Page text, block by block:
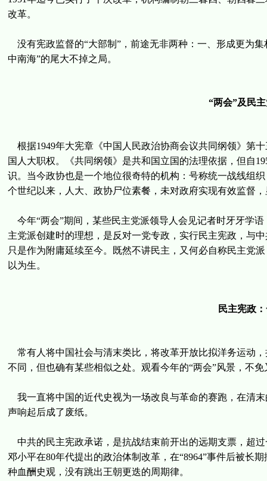
改革。
没有宪政监督的“大部制”，前途无非两种：一、形成更为
中南海”的尾大不掉之局。
“两会”及民
根据1949年大宪章《中国人民政治协商会议共同纲领》第
国人大职权。《共同纲领》是共和国立国的法理依据，但自
识。当今政协也是一个地位很奇特的机构：号称统一战线组
个世纪以来，人大、政协尸位素餐，未对政府实现有效监督
今年“两会”期间，某些民主党派领导人会见记者时牙牙学
主党派创建时的理想，是反对一党专政，实行民主宪政，与
只是作为附庸延续至今。既然不讲民主，又何必自称民主党
以为生。
民主宪政
常有人将中国社会与清末类比，将改革开放比拟洋务运动
不同，但也确有某些相似之处。观看今年的“两会”风景，不
我一直将中国的近代史视为一场改良与革命的赛跑，在清
声响起后成了废纸。
中共的民主宪政承诺，是抗战结束前开出的远期支票，超
邓小平在80年代提出的政治体制改革，在“8964”事件后被长
种血酬史观，没有跳出王朝更迭的周期律。